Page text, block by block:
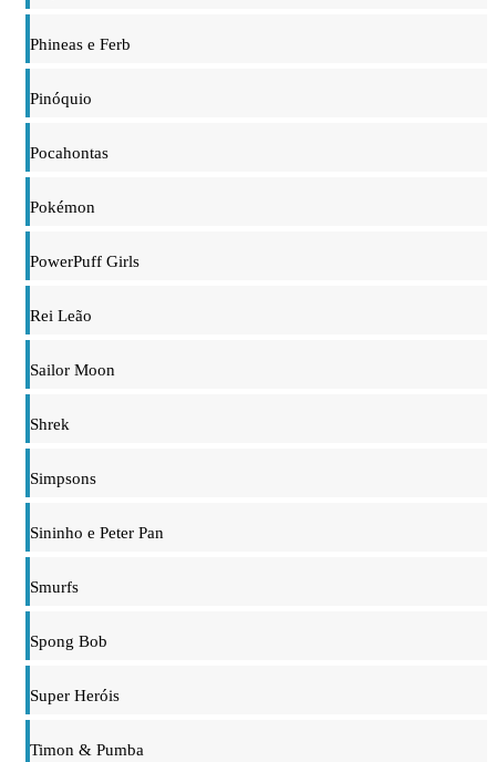
Phineas e Ferb
Pinóquio
Pocahontas
Pokémon
PowerPuff Girls
Rei Leão
Sailor Moon
Shrek
Simpsons
Sininho e Peter Pan
Smurfs
Spong Bob
Super Heróis
Timon & Pumba